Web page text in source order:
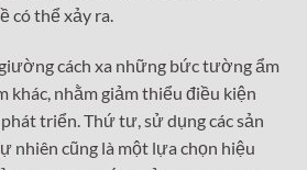
có thể xảy ra.
cách xa những bức tường ẩm
khác, nhằm giảm thiểu điều kiện
triển. Thứ tư, sử dụng các sản
nhiên cũng là một lựa chọn hiệu